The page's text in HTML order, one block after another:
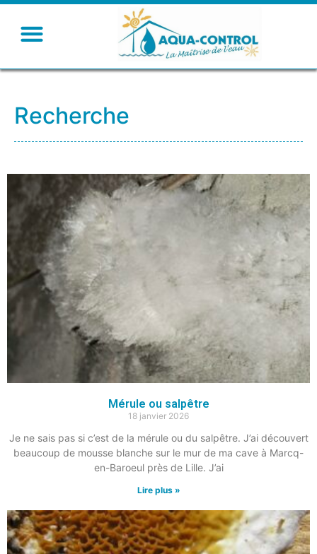
Recherche
Mérule ou salpêtre
18 janvier 2026
Je ne sais pas si c’est de la mérule ou du salpêtre. J’ai découvert
beaucoup de mousse blanche sur le mur de ma cave à Marcq-
en-Baroeul près de Lille. J’ai
Lire plus »